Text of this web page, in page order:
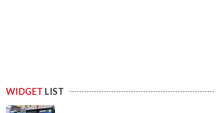
WIDGET LIST